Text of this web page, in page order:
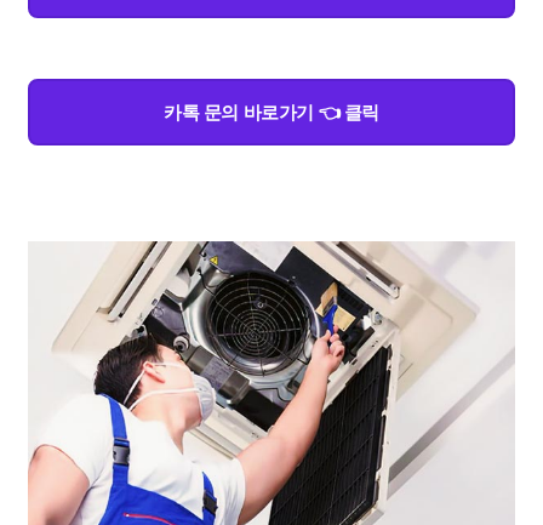
카톡 문의 바로가기 👈 클릭